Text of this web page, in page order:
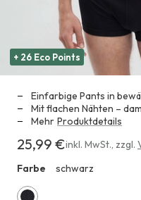
+ 26 Eco Points
Einfarbige Pants in
Mit flachen Nähten –
Mehr Produktdetails
Erhältlich
25,99 €
25,99 €inkl. MwSt. zzgl.
Farbe
schwarz